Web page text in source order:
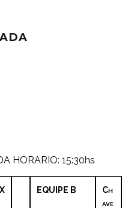
HORARIO: 15:30hs
X EQUIPE B CH
AVE